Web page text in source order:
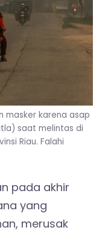
masker karena asap
saat melintas di
Riau. Falahi
pada akhir
yang
merusak